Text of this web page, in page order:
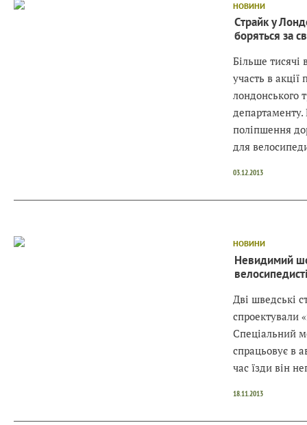
НОВИНИ
Страйк у
боряться за
Більше тисячі
участь в акції
лондонського
поліпшення
для
03.12.2013
НОВИНИ
Невидимий
Дві шведські
спроектували
Спеціальний
спрацьовує в
час їзди він
18.11.2013